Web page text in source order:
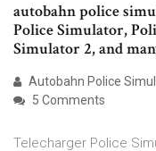
autobahn police
Police Simulator,
Simulator 2, and
Autobahn Police
5 Comments
Telecharger Police